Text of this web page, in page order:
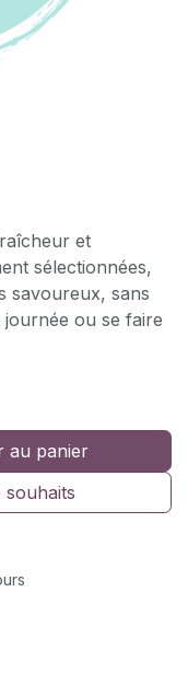
et
sélectionnées,
savoureux, sans
ou se faire
au panier
souhaits